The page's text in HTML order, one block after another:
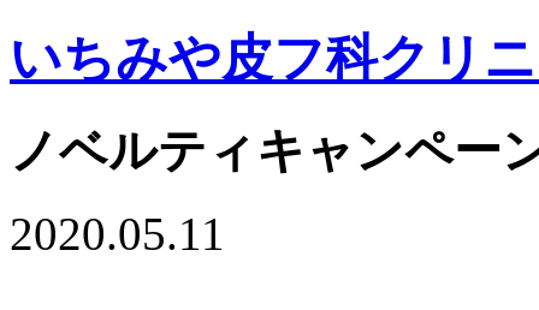
いちみや皮フ科クリ
ノベルティキャンペー
2020.05.11